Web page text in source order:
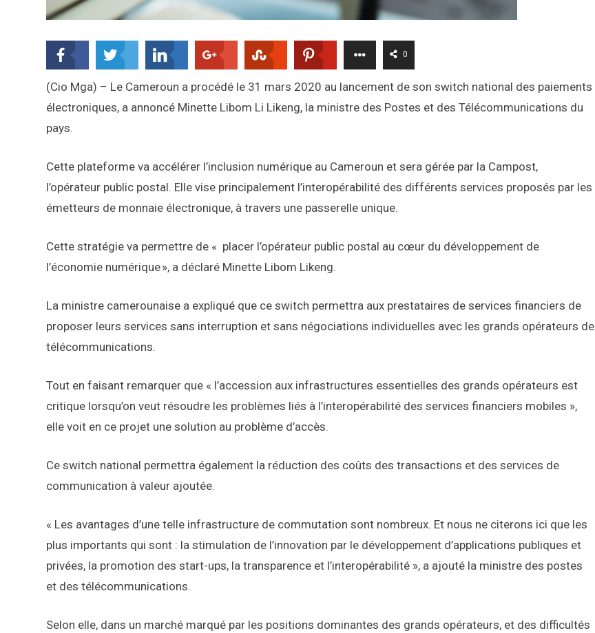
0
(Cio Mga) – Le Cameroun a procédé le 31 mars 2020 au lancement de son switch national des paiements
électroniques, a annoncé Minette Libom Li Likeng, la ministre des Postes et des Télécommunications du
pays.
Cette plateforme va accélérer l’inclusion numérique au Cameroun et sera gérée par la Campost,
l’opérateur public postal. Elle vise principalement l’interopérabilité des différents services proposés par les
émetteurs de monnaie électronique, à travers une passerelle unique.
Cette stratégie va permettre de « placer l’opérateur public postal au cœur du développement de
l’économie numérique », a déclaré Minette Libom Likeng.
La ministre camerounaise a expliqué que ce switch permettra aux prestataires de services financiers de
proposer leurs services sans interruption et sans négociations individuelles avec les grands opérateurs de
télécommunications.
Tout en faisant remarquer que « l’accession aux infrastructures essentielles des grands opérateurs est
critique lorsqu’on veut résoudre les problèmes liés à l’interopérabilité des services financiers mobiles »,
elle voit en ce projet une solution au problème d’accès.
Ce switch national permettra également la réduction des coûts des transactions et des services de
communication à valeur ajoutée.
« Les avantages d’une telle infrastructure de commutation sont nombreux. Et nous ne citerons ici que les
plus importants qui sont : la stimulation de l’innovation par le développement d’applications publiques et
privées, la promotion des start-ups, la transparence et l’interopérabilité », a ajouté la ministre des postes
et des télécommunications.
Selon elle, dans un marché marqué par les positions dominantes des grands opérateurs, et des difficultés